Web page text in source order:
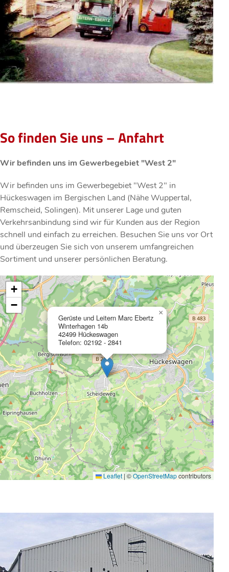
So finden Sie uns – Anfahrt
Wir befinden uns im Gewerbegebiet "West 2"
Wir befinden uns im Gewerbegebiet "West 2" in
Hückeswagen im Bergischen Land (Nähe Wuppertal,
Remscheid, Solingen). Mit unserer Lage und guten
Verkehrsanbindung sind wir für Kunden aus der Region
schnell und einfach zu erreichen. Besuchen Sie uns vor Ort
und überzeugen Sie sich von unserem umfangreichen
Sortiment und unserer persönlichen Beratung.
Gerüste und Leitern Marc Ebertz
Winterhagen 14b
42499 Hückeswagen
Telefon: 02192 - 2841
×
+
−
Leaflet | ©OpenStreetMapcontributors